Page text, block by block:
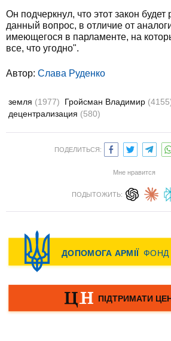
Он подчеркнул, что этот закон будет
данный вопрос, в отличие от
имеющегося в парламенте, на
все, что угодно".
Автор: Слава Руденко
земля (1977) Гройсман Владимир
децентрализация (580)
ПОДЕЛИТЬСЯ:
Мне нравится
ПОДЫТОЖИТЬ: